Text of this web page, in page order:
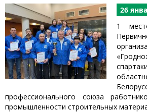
26
1
профессионального союза
промышленности строительных